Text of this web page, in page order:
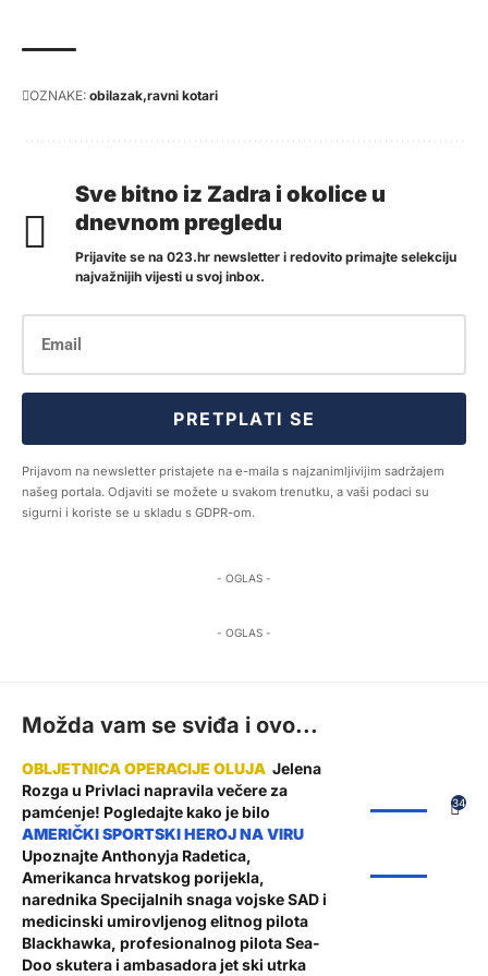
OZNAKE: obilazak ravni kotari
Sve bitno iz Zadra i okolice u
dnevnom pregledu
Prijavite se na 023.hr newsletter i redovito primajte selekciju
najvažnijih vijesti u svoj inbox.
PRETPLATI SE
Prijavom na newsletter pristajete na e-maila s najzanimljivijim sadržajem
našeg portala. Odjaviti se možete u svakom trenutku, a vaši podaci su
sigurni i koriste se u skladu s GDPR-om.
- OGLAS -
- OGLAS -
Možda vam se sviđa i ovo...
34
Jelena
Rozga u Privlaci napravila večere za
pamćenje! Pogledajte kako je bilo
Upoznajte Anthonyja Radetica,
Amerikanca hrvatskog porijekla,
narednika Specijalnih snaga vojske SAD i
medicinski umirovljenog elitnog pilota
Blackhawka, profesionalnog pilota Sea-
Doo skutera i ambasadora jet ski utrka